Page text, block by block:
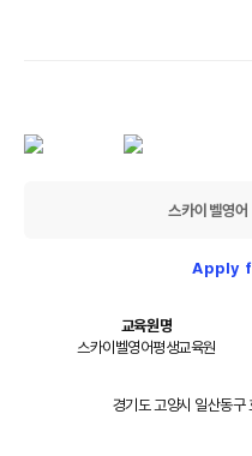
스카이벨영어
Apply
교육원명
스카이벨영어평생교육원
경기도 고양시 일산동